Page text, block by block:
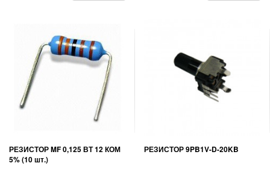
РЕЗИСТОР MF 0,125 ВТ 12 КОМ
5% (10 шт.)
РЕЗИСТОР 9PB1V-D-20KB